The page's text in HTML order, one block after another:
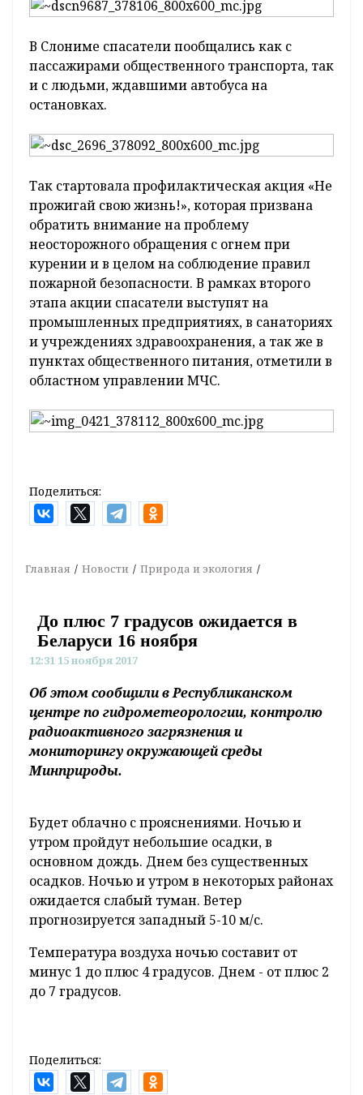
В Слониме спасатели пообщались как с
пассажирами общественного транспорта, так
и с людьми, ждавшими автобуса на
остановках.
Так стартовала профилактическая акция «Не
прожигай свою жизнь!», которая призвана
обратить внимание на проблему
неосторожного обращения с огнем при
курении и в целом на соблюдение правил
пожарной безопасности. В рамках второго
этапа акции спасатели выступят на
промышленных предприятиях, в санаториях
и учреждениях здравоохранения, а так же в
пунктах общественного питания, отметили в
областном управлении МЧС.
Поделиться:
Главная Новости Природа и экология
До плюс 7 градусов ожидается в
Беларуси 16 ноября
12:31 15 ноября 2017
Об этом сообщили в Республиканском
центре по гидрометеорологии, контролю
радиоактивного загрязнения и
мониторингу окружающей среды
Минприроды.
утром пройдут небольшие осадки, в
основном дождь. Днем без существенных